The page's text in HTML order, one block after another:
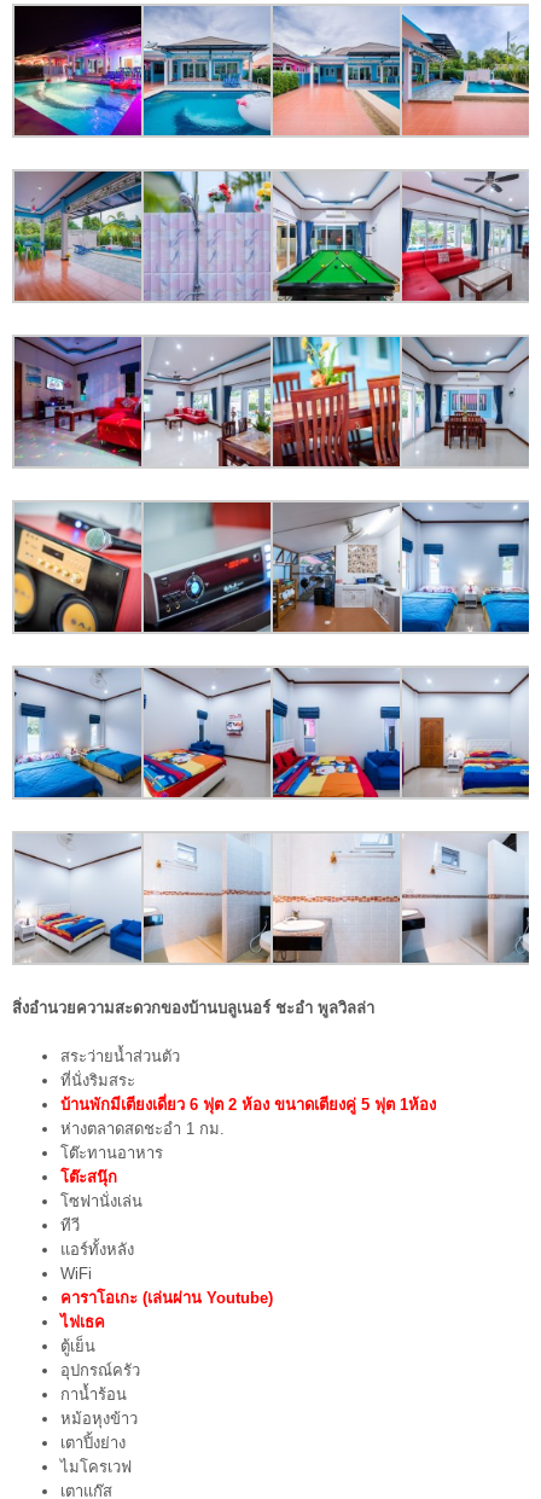
สิ่งอำนวยความสะดวกของบ้านบลูเนอร์ ชะอำ พูลวิลล่า
สระว่ายน้ำส่วนตัว
ที่นั่งริมสระ
บ้านพักมีเตียงเดี่ยว 6 ฟุต 2 ห้อง ขนาดเตียงคู่ 5 ฟุต 1ห้อง
ห่างตลาดสดชะอำ 1 กม.
โต๊ะทานอาหาร
โต๊ะสนุ๊ก
โซฟานั่งเล่น
ทีวี
แอร์ทั้งหลัง
WiFi
คาราโอเกะ (เล่นผ่าน Youtube)
ไฟเธค
ตู้เย็น
อุปกรณ์ครัว
กาน้ำร้อน
หม้อหุงข้าว
เตาปิ้งย่าง
ไมโครเวฟ
เตาแก๊ส